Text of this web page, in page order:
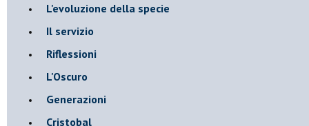
L'evoluzione della specie
Il servizio
Riflessioni
L'Oscuro
Generazioni
Cristobal